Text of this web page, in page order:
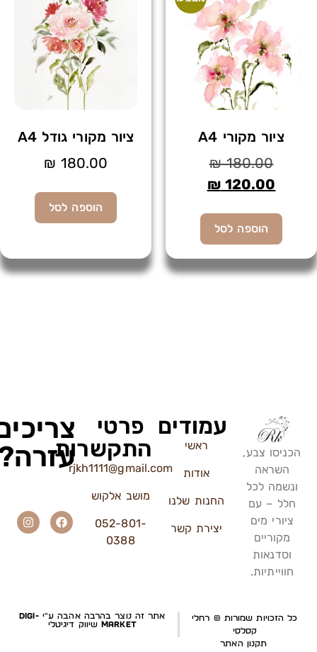
ציור מקורי A4
₪180.00
₪120.00
הוספה לסל
ציור מקורי גודל A4
₪ 180.00
הוספה לסל
הכניסו צבע,
השראה
ונשמה לכל
חלל – עם
ציורי מים
מקוריים
וסדנאות
חווייתיות.
עמודים
ראשי
אודות
החנות שלנו
יצירת קשר
פרטי
התקשרות
rjkh1111@gmail.com
מושב אלקוש
052-801-
0388
כל הזכויות שמורות ©️ רחלי
קסלסי
תקנון האתר
אתר זה נוצר בהרבה אהבה ע"יDigi-
Market שיווק דיגיטלי